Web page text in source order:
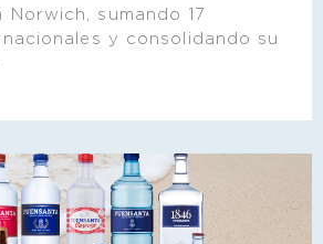
sumando 17
y consolidando su